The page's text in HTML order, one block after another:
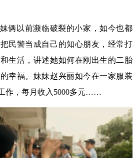
俩以前濒临破裂的小家，如今也都
民警当成自己的知心朋友，经常打
生活，讲述她如何在刚出生的二胎
幸福。妹妹赵兴丽如今在一家服装
作，每月收入5000多元……